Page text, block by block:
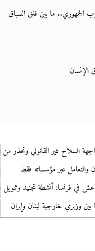
الجمهوري.. ما بين قلق السباق
الإنسان
السلاح غير القانوني وتحذر من
والتعامل عبر مؤسساته فقط
داعش في فرنسا: أنشطة تجنيد
وزيري خارجية لبنان وإيران